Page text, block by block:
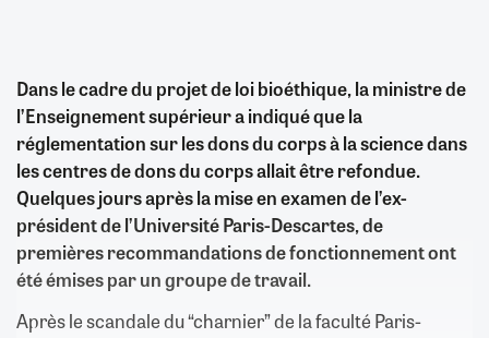
Dans le cadre du projet de loi bioéthique, la ministre de
l’Enseignement supérieur a indiqué que la
réglementation sur les dons du corps à la science dans
les centres de dons du corps allait être refondue.
Quelques jours après la mise en examen de l’ex-
président de l’Université Paris-Descartes, de
premières recommandations de fonctionnement ont
été émises par un groupe de travail.
Après le scandale du “charnier” de la faculté Paris-